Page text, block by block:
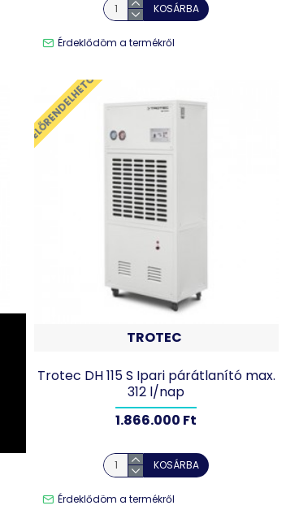
KOSÁRBA
Érdeklődöm a termékről
ELŐRENDELHETŐ
TROTEC
Trotec DH 115 S Ipari párátlanító max.
312 l/nap
1.866.000 Ft
KOSÁRBA
Érdeklődöm a termékről